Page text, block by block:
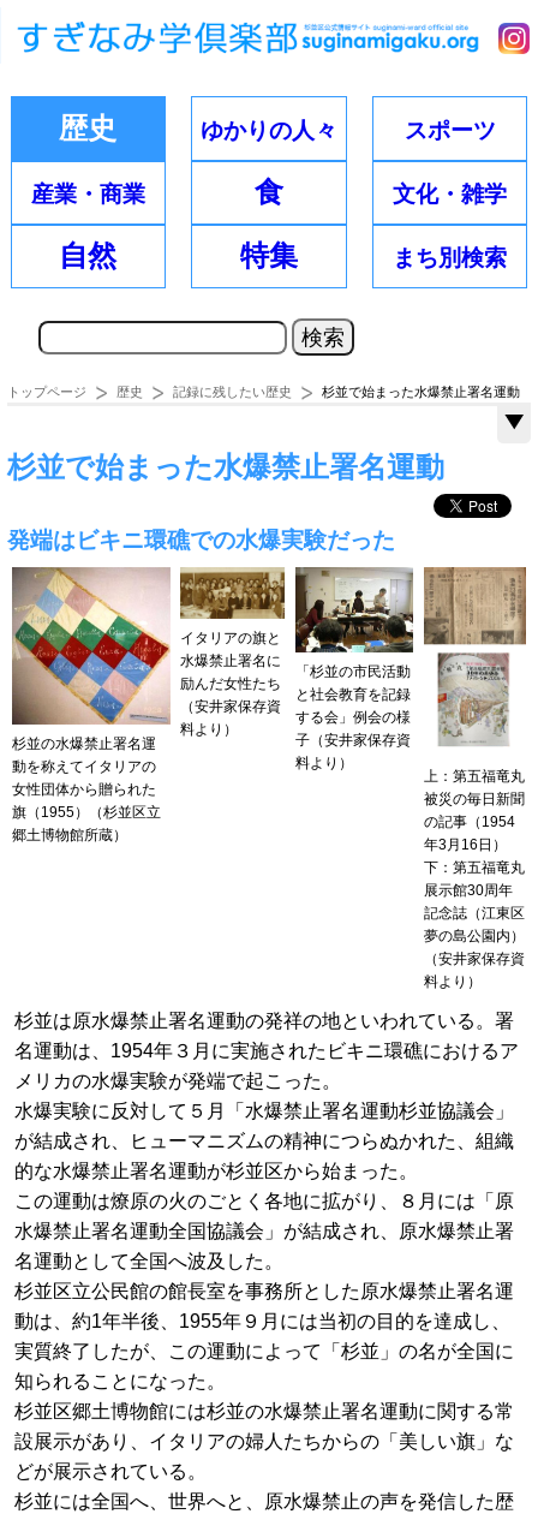
歴史 ゆかりの人々 スポーツ
産業・ 商業 食 文化・雑学
自然 特集 まち別検索
トップページ 歴史 記録に残したい歴史 杉並で始まった水爆禁止署名運動
杉並で始まった水爆禁止署名運動
発端はビキニ環礁での水爆実験だった
杉並は原水爆禁止署名運動の発祥の地といわれている。署
名運動は、1954年３月に実施されたビキニ環礁におけるア
メリカの水爆実験が発端で起こった。
水爆実験に反対して５月「水爆禁止署名運動杉並協議会」
が結成され、ヒューマニズムの精神につらぬかれた、組織
的な水爆禁止署名運動が杉並区から始まった。
この運動は燎原の火のごとく各地に拡がり、８月には「原
水爆禁止署名運動全国協議会」が結成され、原水爆禁止署
名運動として全国へ波及した。
杉並区立公民館の館長室を事務所とした原水爆禁止署名運
動は、約1年半後、1955年９月には当初の目的を達成し、
実質終了したが、この運動によって「杉並」の名が全国に
知られることになった。
杉並区郷土博物館には杉並の水爆禁止署名運動に関する常
設展示があり、イタリアの婦人たちからの「美しい旗」な
どが展示されている。
杉並には全国へ、世界へと、原水爆禁止の声を発信した歴
杉並の水爆禁止署名運
動を称えてイタリアの
女性団体から贈られた
旗（1955）（杉並区立
郷土博物館所蔵）
イタリアの旗と
水爆禁止署名に
励んだ女性たち
（安井家保存資
料より）
「杉並の市民活動
と社会教育を記録
する会」例会の様
子（安井家保存資
料より）
上：第五福竜丸
被災の毎日新聞
の記事（1954
年3月16日）
下：第五福竜丸
展示館30周年
記念誌（江東区
夢の島公園内）
（安井家保存資
料より）